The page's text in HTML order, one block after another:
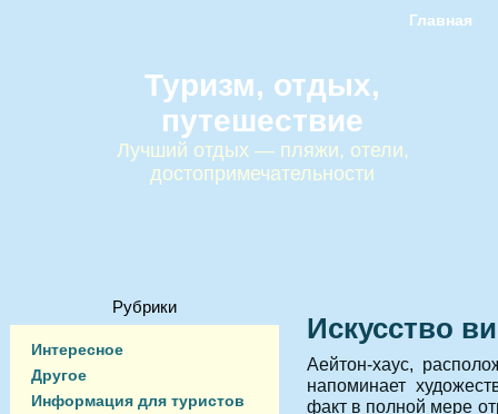
Главная
Туризм, отдых,
путешествие
Лучший отдых — пляжи, отели,
достопримечательности
Рубрики
Интересное
Другое
Информация для туристов
Искусство
Аейтон-хаус,
напоминает
факт в полной мере